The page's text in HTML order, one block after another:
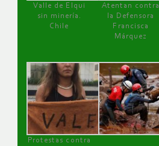
Valle de Elqui
sin minería.
Chile
Atentan contra
la Defensora
Francisca
Márquez
Protestas contra